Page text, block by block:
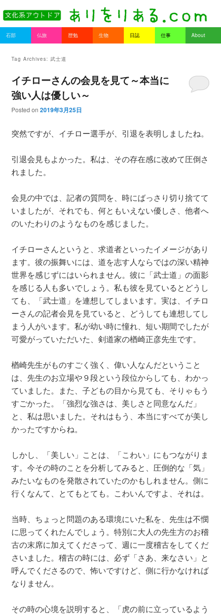
Main menu
Skip to primary content
Skip to secondary content
石部 仏旅 歴勉 生物 日誌 仕事 About
Tag Archives: 武士道
イチローさんの会見を見て～本当に
強い人は優しい～
Posted on 2019年3月25日
突然ですが、イチロー選手が、引退を表明しましたね。
引退会見もよかった。私は、その存在感に改めて圧倒さ
れました。
会見の中では、記者の質問を、時にばっさり切り捨てて
いましたが、それでも、何ともいえない優しさ、他者へ
のいたわりのようなものを感じました。
イチローさんというと、求道者といったイメージがあり
ます。彼の振舞いには、道を志す人ならではの深い精神
世界を感じずにはいられません。彼に「武士道」の面影
を感じる人も多いでしょう。私も彼を見ているとどうし
ても、「武士道」を連想してしまいます。実は、イチロ
ーさんの記者会見を見ていると、どうしても連想してし
まう人がいます。私が幼い時に憧れ、短い期間でしたが
可愛がっていただいた、剣道家の楢崎正彦先生です。
楢崎先生がものすごく強く、偉い人なんだということ
は、先生のお立場や９段という段位からしても、わかっ
ていました。また、子どもの目から見ても、そりゃもう
すごかった。「強烈な強さは、美しさと同意なんだ」
と、私は思いました。それはもう、本当にすべてが美し
かったですからね。
しかし、「美しい」ことは、「こわい」にもつながりま
す。今その時のことを分析してみると、圧倒的な「気」
みたいなものを発散されていたのかもしれません。側に
行くなんて、とてもとても。こわいんですよ、それは。
当時、ちょっと問題のある環境にいた私を、先生は不憫
に思ってくれたんでしょう。特別に大人の先生方のお稽
古の末席に加えてくださって、週に一度稽古をしてくだ
さいました。稽古の時には、必ず「さあ、来なさい」と
呼んでくださるので、怖いですけど、側に行かなければ
なりません。
その時の心境を説明すると、「虎の前に立っているよう